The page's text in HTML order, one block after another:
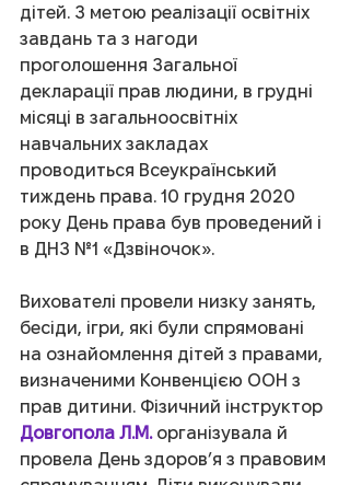
дітей. З метою реалізації освітніх
завдань та з нагоди
проголошення Загальної
декларації прав людини, в грудні
місяці в загальноосвітніх
навчальних закладах
проводиться Всеукраїнський
тиждень права. 10 грудня 2020
року День права був проведений і
в ДНЗ №1 «Дзвіночок».
Вихователі провели низку занять,
бесіди, ігри, які були спрямовані
на ознайомлення дітей з правами,
визначеними Конвенцією ООН з
прав дитини. Фізичний інструктор
Довгопола Л.М. організувала й
провела День здоров’я з правовим